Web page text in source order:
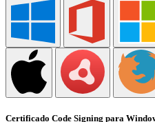
Certificado Code Signing para